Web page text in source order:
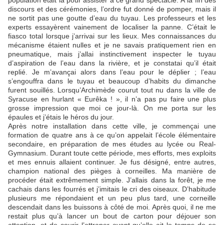
discours et des cérémonies, l’ordre fut donné de pomper, mais il
ne sortit pas une goutte d’eau du tuyau. Les professeurs et les
experts essayèrent vainement de localiser la panne. C’était le
fiasco total lorsque j’arrivai sur les lieux. Mes connaissances du
mécanisme étaient nulles et je ne savais pratiquement rien en
pneumatique, mais j’allai instinctivement inspecter le tuyau
d’aspiration de l’eau dans la rivière, et je constatai qu’il était
replié. Je m’avançai alors dans l’eau pour le déplier ; l’eau
s’engouffra dans le tuyau et beaucoup d’habits du dimanche
furent souillés. Lorsqu’Archimède courut tout nu dans la ville de
Syracuse en hurlant « Eurêka ! », il n’a pas pu faire une plus
grosse impression que moi ce jour-là. On me porta sur les
épaules et j’étais le héros du jour.
Après notre installation dans cette ville, je commençai une
formation de quatre ans à ce qu’on appelait l’école élémentaire
secondaire, en préparation de mes études au lycée ou Real-
Gymnasium. Durant toute cette période, mes efforts, mes exploits
et mes ennuis allaient continuer. Je fus désigné, entre autres,
champion national des pièges à corneilles. Ma manière de
procéder était extrêmement simple. J’allais dans la forêt, je me
cachais dans les fourrés et j’imitais le cri des oiseaux. D’habitude
plusieurs me répondaient et un peu plus tard, une corneille
descendait dans les buissons à côté de moi. Après quoi, il ne me
restait plus qu’à lancer un bout de carton pour déjouer son